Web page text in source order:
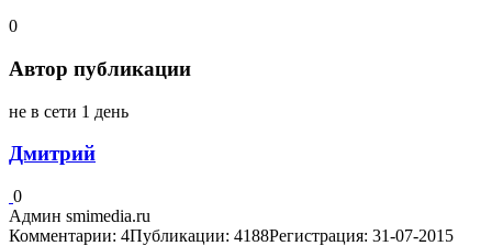
0
Автор публикации
не в сети 1 день
Дмитрий
0
Админ smimedia.ru
Комментарии: 4Публикации: 4188Регистрация: 31-07-2015